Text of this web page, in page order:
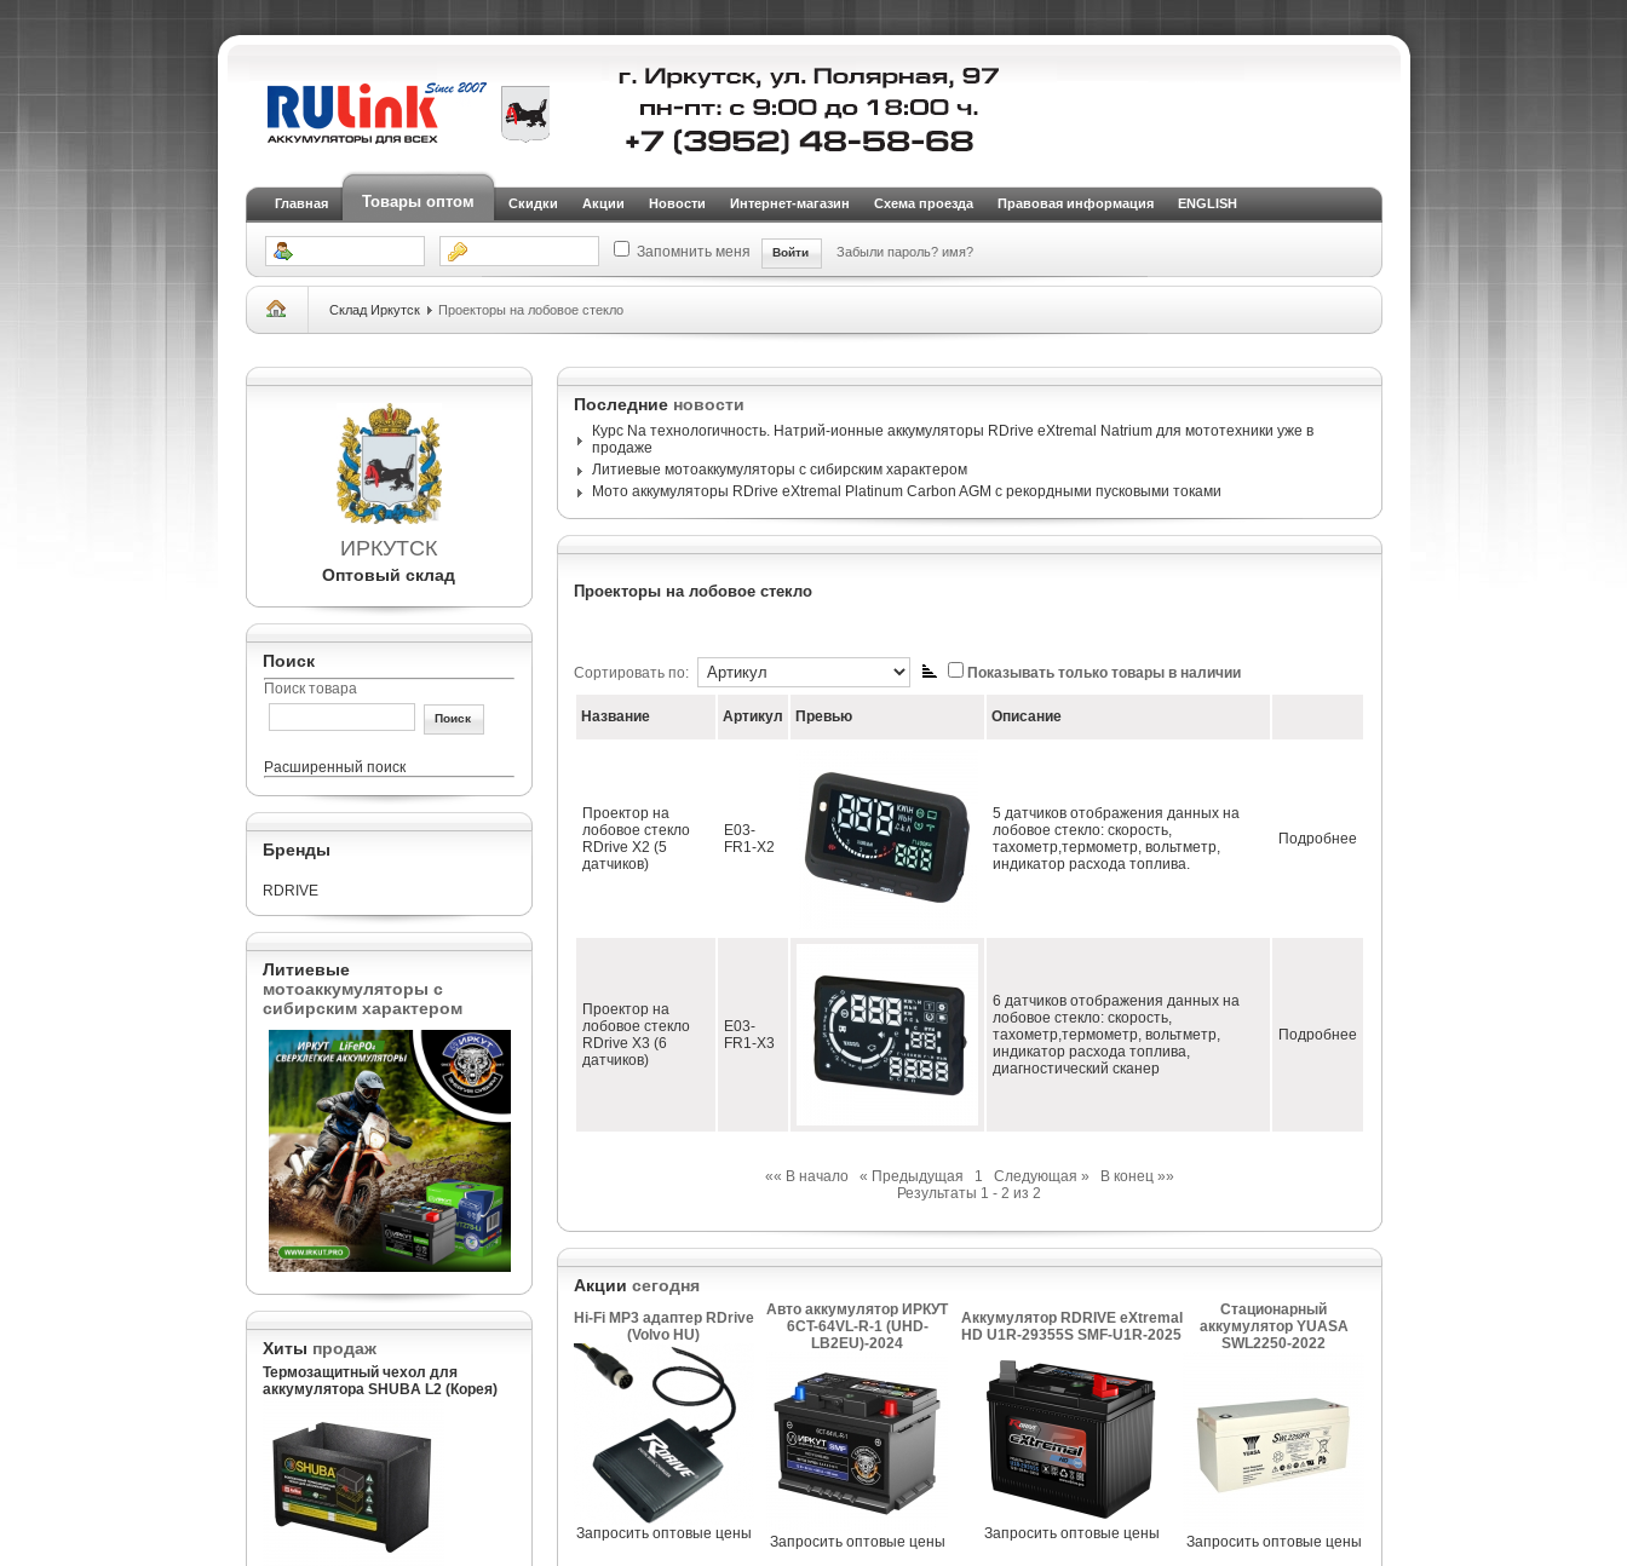
Главная Товары оптом Скидки Акции Новости Интернет-магазин Схема проезда Правовая информация ENGLISH
Запомнить меня Забыли пароль? имя?
Склад Иркутск Проекторы на лобовое стекло
ИРКУТСК
Оптовый склад
Поиск
Поиск товара
Расширенный поиск
Бренды
RDRIVE
Литиевые
мотоаккумуляторы с
сибирским характером
Хиты продаж
Термозащитный чехол для
аккумулятора SHUBA L2 (Корея)
Последние новости
Курс Na технологичность. Натрий-ионные аккумуляторы RDrive eXtremal Natrium для мототехники уже в
продаже
Литиевые мотоаккумуляторы с сибирским характером
Мото аккумуляторы RDrive eXtremal Platinum Carbon AGM с рекордными пусковыми токами
Проекторы на лобовое стекло
Сортировать по: Показывать только товары в наличии
Название Артикул Превью Описание
Проектор на
лобовое стекло
RDrive X2 (5
датчиков)
E03-
FR1-X2
5 датчиков отображения данных на
лобовое стекло: скорость,
тахометр,термометр, вольтметр,
индикатор расхода топлива.
Подробнее
Проектор на
лобовое стекло
RDrive X3 (6
датчиков)
E03-
FR1-X3
6 датчиков отображения данных на
лобовое стекло: скорость,
тахометр,термометр, вольтметр,
индикатор расхода топлива,
диагностический сканер
Подробнее
«« В начало « Предыдущая 1 Следующая »
В конец »»
Результаты 1 - 2 из 2
Акции сегодня
Hi-Fi MP3 адаптер RDrive
(Volvo HU)
Запросить оптовые цены
Авто аккумулятор ИРКУТ
6CT-64VL-R-1 (UHD-
LB2EU)-2024
Запросить оптовые цены
Аккумулятор RDRIVE eXtremal
HD U1R-29355S SMF-U1R-2025
Запросить оптовые цены
Стационарный
аккумулятор YUASA
SWL2250-2022
Запросить оптовые цены